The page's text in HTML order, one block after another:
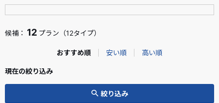
絞り込み
現在の絞り込み
候補： 12 プラン（12タイプ）
おすすめ順 安い順 高い順